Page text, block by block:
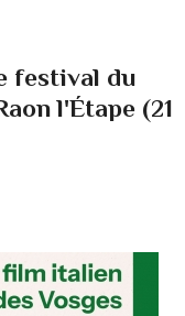
festival du
l'Étape (21